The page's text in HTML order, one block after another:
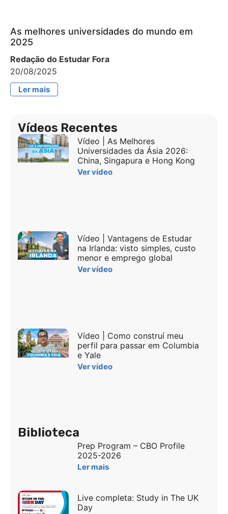
As melhores universidades do mundo em
2025
Redação do Estudar Fora
20/08/2025
Ler mais
Vídeos Recentes
Vídeo | As Melhores
Universidades da Ásia 2026:
China, Singapura e Hong Kong
Ver vídeo
Vídeo | Vantagens de Estudar
na Irlanda: visto simples, custo
menor e emprego global
Ver vídeo
Vídeo | Como construí meu
perfil para passar em Columbia
e Yale
Ver vídeo
Biblioteca
Prep Program – CBO Profile
2025-2026
Ler mais
Live completa: Study in The UK
Day